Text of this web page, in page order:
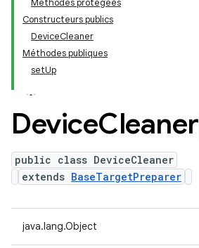
Méthodes protégées
Constructeurs publics
DeviceCleaner
Méthodes publiques
setUp
DeviceCleaner
public class DeviceCleaner
extends BaseTargetPreparer
java.lang.Object